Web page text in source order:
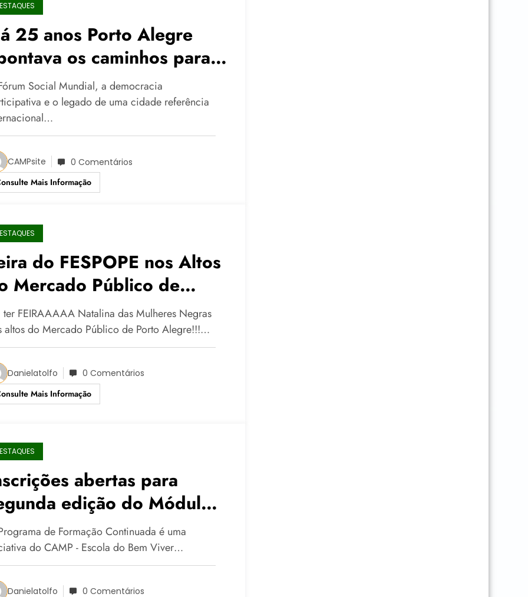
25 anos Porto Alegre
os caminhos para o
Social Mundial, a democracia
e o legado de uma cidade referência
CAMPsite
0 Comentários
Mais Informação
do FESPOPE nos Altos
Mercado Público de
Alegre inicia dia
12
ter FEIRAAAAA Natalina das Mulheres Negras
altos do Mercado Público de Porto Alegre!!!…
Danielatolfo
0 Comentários
Mais Informação
abertas para
edição do Módulo
Programa de Formação
CAMP
de Formação Continuada é uma
do CAMP - Escola do Bem Viver…
Danielatolfo
0 Comentários